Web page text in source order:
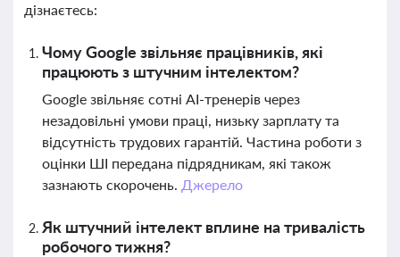
дізнаєтесь:
Чому Google звільняє працівників, які
працюють з штучним інтелектом?
Google звільняє сотні AI-тренерів через
незадовільні умови праці, низьку зарплату та
відсутність трудових гарантій. Частина роботи з
оцінки ШІ передана підрядникам, які також
зазнають скорочень. Джерело
Як штучний інтелект вплине на тривалість
робочого тижня?